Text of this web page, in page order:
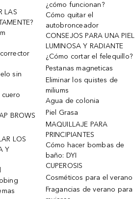
LAS
sin
cuero
BROWS
LOS
Y
¿cómo funcionan?
Cómo quitar el
autobronceador
CONSEJOS PARA UNA PIEL
LUMINOSA Y RADIANTE
¿Cómo cortar el felequillo?
Pestanas magneticas
Eliminar los quistes de
miliums
Agua de colonia
Piel Grasa
MAQUILLAJE PARA
PRINCIPIANTES
Cómo hacer bombas de
baño: DYI
CUPEROSIS
Cosméticos para el verano
Fragancias de verano para